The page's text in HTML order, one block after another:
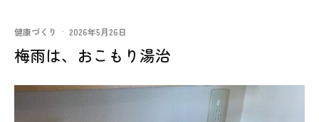
健康づくり · 2026年5月26日
梅雨は、おこもり湯治